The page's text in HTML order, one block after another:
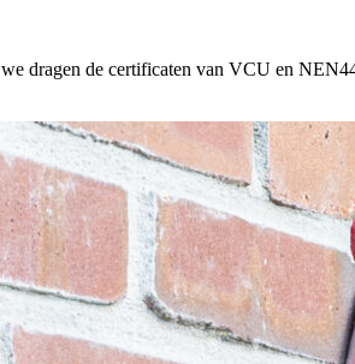
dragen de certificaten van VCU en